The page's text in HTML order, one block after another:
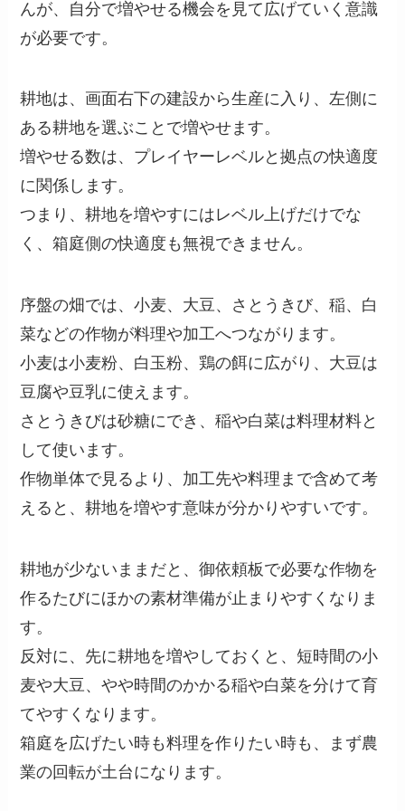
んが、自分で増やせる機会を見て広げていく意識
が必要です。
耕地は、画面右下の建設から生産に入り、左側に
ある耕地を選ぶことで増やせます。
増やせる数は、プレイヤーレベルと拠点の快適度
に関係します。
つまり、耕地を増やすにはレベル上げだけでな
く、箱庭側の快適度も無視できません。
序盤の畑では、小麦、大豆、さとうきび、稲、白
菜などの作物が料理や加工へつながります。
小麦は小麦粉、白玉粉、鶏の餌に広がり、大豆は
豆腐や豆乳に使えます。
さとうきびは砂糖にでき、稲や白菜は料理材料と
して使います。
作物単体で見るより、加工先や料理まで含めて考
えると、耕地を増やす意味が分かりやすいです。
耕地が少ないままだと、御依頼板で必要な作物を
作るたびにほかの素材準備が止まりやすくなりま
す。
反対に、先に耕地を増やしておくと、短時間の小
麦や大豆、やや時間のかかる稲や白菜を分けて育
てやすくなります。
箱庭を広げたい時も料理を作りたい時も、まず農
業の回転が土台になります。